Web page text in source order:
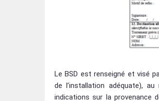
Le BSD est renseigné et visé
de l’installation adéquate),
indications sur la provenance